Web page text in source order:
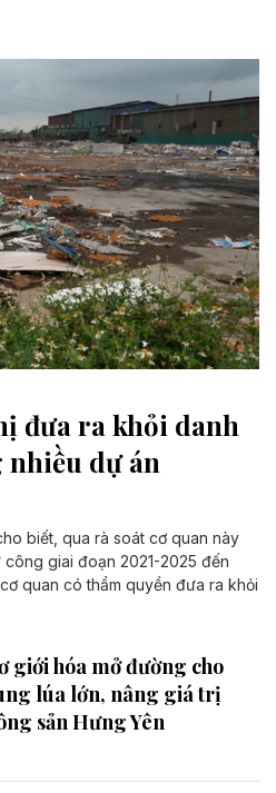
đưa ra khỏi danh
nhiều dự án
biết, qua rà soát cơ quan này
giai đoạn 2021-2025 đến
quan có thẩm quyền đưa ra khỏi
giới hóa mở đường cho
lúa lớn, nâng giá trị
sản Hưng Yên